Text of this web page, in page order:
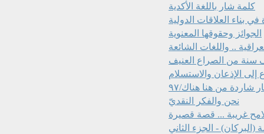
كلمة شار باللغة الأكدية
الجوائز وحقوقها المعنوية
.. واللغات الشائعة
سنة من الصراع العنيف
الإذعان والاستسلام
شاردة من هنا هناك/٩٧
نحن والفكر النقديّ
غريبة ... قصة قصيرة
(البركان) - الجزء الثاني